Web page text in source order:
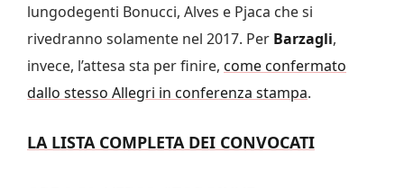
lungodegenti Bonucci, Alves e Pjaca che si
rivedranno solamente nel 2017. Per Barzagli,
invece, l’attesa sta per finire, come confermato
dallo stesso Allegri in conferenza stampa.
LA LISTA COMPLETA DEI CONVOCATI